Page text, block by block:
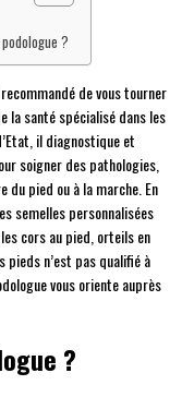
?
de vous tourner
la santé spécialisé dans les
il diagnostique et
soigner des pathologies,
pied ou à la marche. En
semelles personnalisées
cors au pied, orteils en
n’est pas qualifié à
vous oriente auprès
?